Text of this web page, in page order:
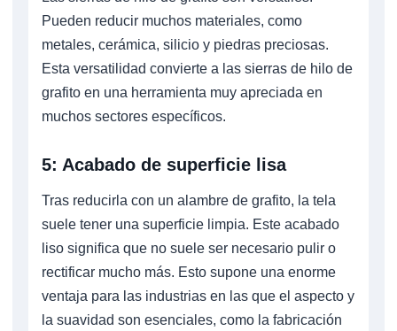
Pueden reducir muchos materiales, como
metales, cerámica, silicio y piedras preciosas.
Esta versatilidad convierte a las sierras de hilo de
grafito en una herramienta muy apreciada en
muchos sectores específicos.
5: Acabado de superficie lisa
Tras reducirla con un alambre de grafito, la tela
suele tener una superficie limpia. Este acabado
liso significa que no suele ser necesario pulir o
rectificar mucho más. Esto supone una enorme
ventaja para las industrias en las que el aspecto y
la suavidad son esenciales, como la fabricación